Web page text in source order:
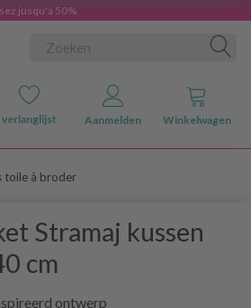
jusqu'à 50%
verlanglijst Aanmelden Winkelwagen
toile à broder
Stramaj kussen
cm
ontwerp